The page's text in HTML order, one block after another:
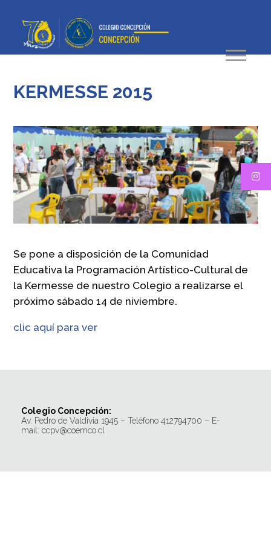
KERMESSE 2015
Se pone a disposición de la Comunidad
Educativa la Programación Artístico-Cultural de
la Kermesse de nuestro Colegio a realizarse el
próximo sábado 14 de niviembre.
clic aquí para ver
Colegio Concepción:
Av. Pedro de Valdivia 1945 – Teléfono 412794700 – E-
mail: ccpv@coemco.cl